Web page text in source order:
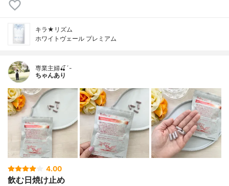
キラ★リズム
ホワイトヴェール プレミアム
専業主婦🍒´-
ちゃんあり
4.00
飲む日焼け止め